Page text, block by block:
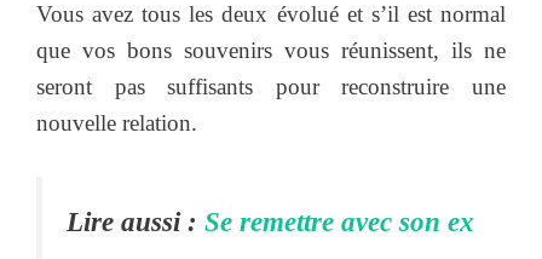
Vous avez tous les deux évolué et s’il est normal
que vos bons souvenirs vous réunissent, ils ne
seront pas suffisants pour reconstruire une
nouvelle relation.
Lire aussi : Se remettre avec son ex